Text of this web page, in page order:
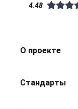
4.48
О проекте
Стандарты